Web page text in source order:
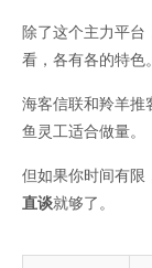
除了这个主力平台
看，各有各的特色。
海客信联和羚羊推
鱼灵工适合做量。
但如果你时间有限
直谈就够了。